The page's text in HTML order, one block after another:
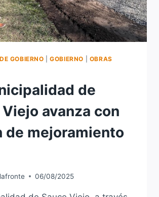
GOBIERNO |GOBIERNO
OBRAS
de
avanza con
de mejoramiento
06/08/2025